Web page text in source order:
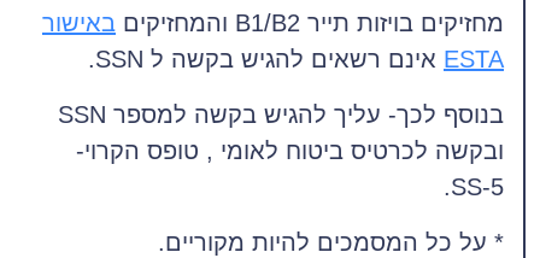
מחזיקים בויזות תייר B1/B2 והמחזיקים
באישור
ESTA אינם רשאים להגיש בקשה ל SSN.
בנוסף לכך- עליך להגיש בקשה למספר SSN
ובקשה לכרטיס ביטוח לאומי , טופס הקרוי-
SS-5.
* על כל המסמכים להיות מקוריים.